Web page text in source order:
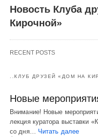
Новость Клуба
Кирочной»
RECENT POSTS
..КЛУБ ДРУЗЕЙ «ДОМ НА
Новые
Внимание! Новые
лекция куратора выставки
со дня… Читать далее